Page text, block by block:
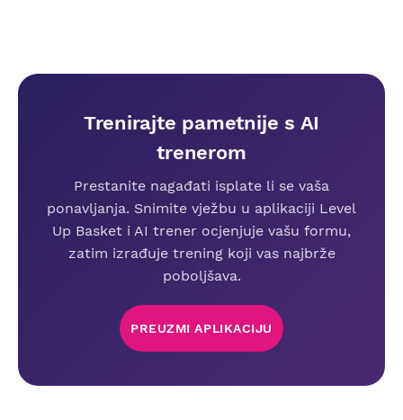
Trenirajte pametnije s AI
trenerom
Prestanite nagađati isplate li se vaša
ponavljanja. Snimite vježbu u aplikaciji Level
Up Basket i AI trener ocjenjuje vašu formu,
zatim izrađuje trening koji vas najbrže
poboljšava.
PREUZMI APLIKACIJU